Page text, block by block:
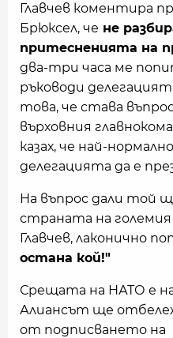
Главчев коментира
Брюксел, че не
притесненията на
два-три часа ме
ръководи
това, че става
върховния
казах, че най-
делегацията да е
На въпрос дали той
страната на
Главчев, лаконично
остана кой!"
Срещата на НАТО е
Алиансът ще
от подписването на